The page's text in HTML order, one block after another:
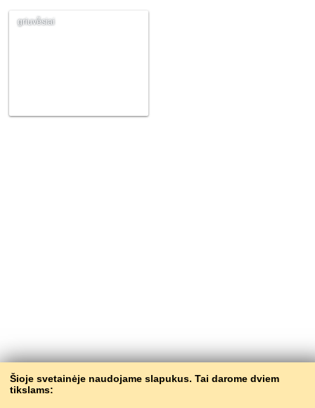
Šioje svetainėje naudojame slapukus. Tai darome dviem
tikslams:
griuvė̃siai